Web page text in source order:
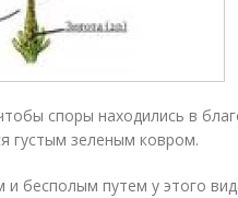
споры находились в
густым зеленым ковром.
бесполым путем у этого